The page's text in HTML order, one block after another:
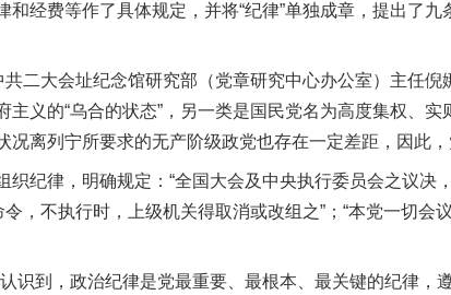
经费等作了具体规定，并将“纪律”单独成章，提出了九
大会址纪念馆研究部（党章研究中心办公室）主任倪
义的“乌合的状态”，另一类是国民党名为高度集权、实
离列宁所要求的无产阶级政党也存在一定差距，因此，
律，明确规定：“全国大会及中央执行委员会之议决
，不执行时，上级机关得取消或改组之”；“本党一切会
到，政治纪律是党最重要、最根本、最关键的纪律，